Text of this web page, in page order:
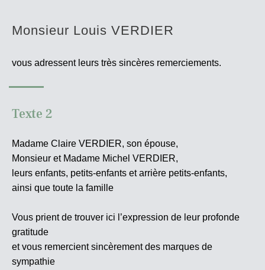
Monsieur Louis VERDIER
vous adressent leurs très sincères remerciements.
Texte 2
Madame Claire VERDIER, son épouse,
Monsieur et Madame Michel VERDIER,
leurs enfants, petits-enfants et arrière petits-enfants,
ainsi que toute la famille
Vous prient de trouver ici l’expression de leur profonde
gratitude
et vous remercient sincèrement des marques de
sympathie